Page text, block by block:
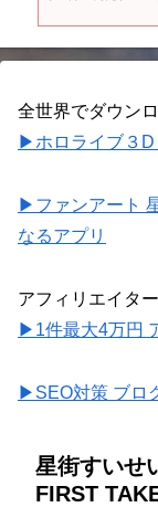
全世界でダウン
▶ホロライブ３
▶ファンアート
なるアプリ
アフィリエイタ
▶1件最大4万円
▶SEO対策 ブロ
星街すいせ
FIRST